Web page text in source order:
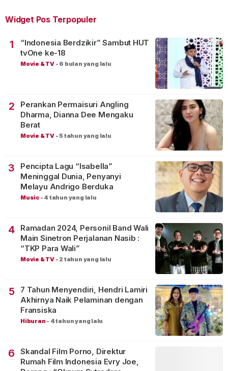
Widget Pos Terpopuler
1
“Indonesia Berdzikir” Sambut HUT
tvOne ke-18
Movie & TV - 6 bulan yang lalu
2
Perankan Permaisuri Angling
Dharma, Dianna Dee Mengaku
Berat
Movie & TV -5 tahun yang lalu
3
Pencipta Lagu “Isabella”
Meninggal Dunia, Penyanyi
Melayu Andrigo Berduka
Music - 4 tahun yang lalu
4
Ramadan 2024, Personil Band Wali
Main Sinetron Perjalanan Nasib :
“TKP Para Wali”
Movie & TV - 2 tahun yang lalu
5
7 Tahun Menyendiri, Hendri Lamiri
Akhirnya Naik Pelaminan dengan
Fransiska
Hiburan - 4 tahun yang lalu
6
Skandal Film Porno, Direktur
Rumah Film Indonesia Evry Joe,